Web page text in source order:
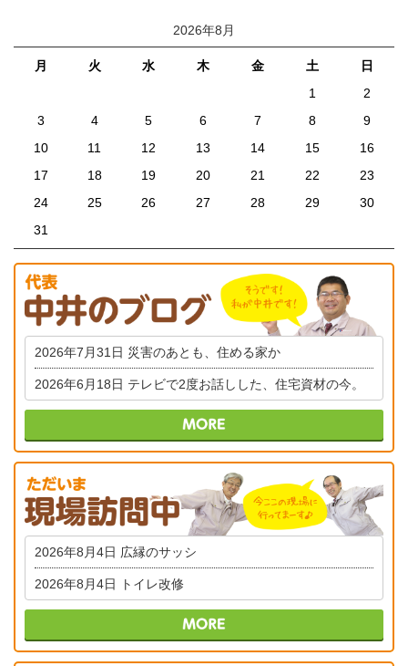
2026年8月
月 火 水 木 金 土
日
1
2
3
4 5 6 7 8
9
10
11 12 13 14 15
16
17
18 19 20 21 22
23
24
25 26 27 28 29
30
31
2026年7月31日 災害のあとも、住める家か
2026年6月18日 テレビで2度お話しした、住宅資材の今。
2026年8月4日 広縁のサッシ
2026年8月4日 トイレ改修